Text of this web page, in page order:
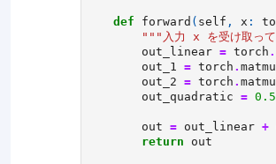
def forward ( self , x :
"""入力 x を受け取っ
out_linear = torch .
out_1 = torch .
out_2 = torch .
out_quadratic = 0.5
out = out_linear +
return
out